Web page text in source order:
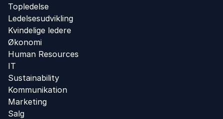
Topledelse
Ledelsesudvikling
Kvindelige ledere
Økonomi
Human Resources
IT
Sustainability
Kommunikation
Marketing
Salg